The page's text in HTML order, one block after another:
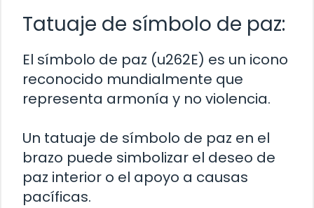
Tatuaje de símbolo de paz:
El símbolo de paz (u262E) es un icono
reconocido mundialmente que
representa armonía y no violencia.
Un tatuaje de símbolo de paz en el
brazo puede simbolizar el deseo de
paz interior o el apoyo a causas
pacíficas.